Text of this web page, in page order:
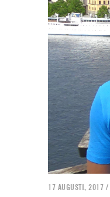
17 AUGUSTI, 2017 /